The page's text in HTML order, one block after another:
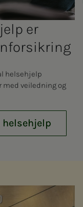
er
helsehjelp
veiledning og